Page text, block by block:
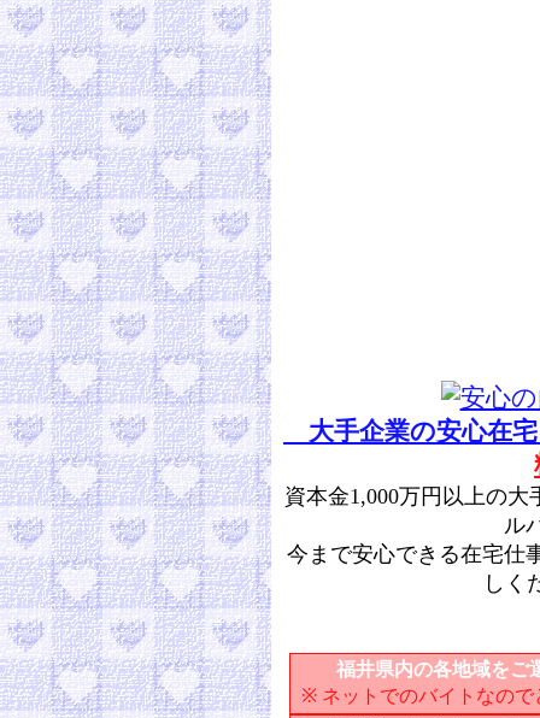
大手企業の安心在
資本金1,000万円以上の
ル
今まで安心できる在宅仕
しく
福井県内の各地域をご
※ ネットでのバイトなの